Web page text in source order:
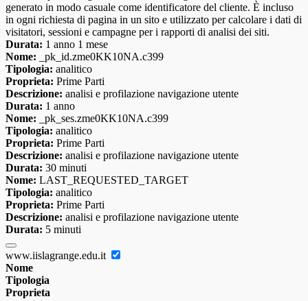
generato in modo casuale come identificatore del cliente. È incluso
in ogni richiesta di pagina in un sito e utilizzato per calcolare i dati di
visitatori, sessioni e campagne per i rapporti di analisi dei siti.
Durata: 1 anno 1 mese
Nome: _pk_id.zme0KK10NA.c399
Tipologia: analitico
Proprieta: Prime Parti
Descrizione: analisi e profilazione navigazione utente
Durata: 1 anno
Nome: _pk_ses.zme0KK10NA.c399
Tipologia: analitico
Proprieta: Prime Parti
Descrizione: analisi e profilazione navigazione utente
Durata: 30 minuti
Nome: LAST_REQUESTED_TARGET
Tipologia: analitico
Proprieta: Prime Parti
Descrizione: analisi e profilazione navigazione utente
Durata: 5 minuti
www.iislagrange.edu.it
Nome
Tipologia
Proprieta